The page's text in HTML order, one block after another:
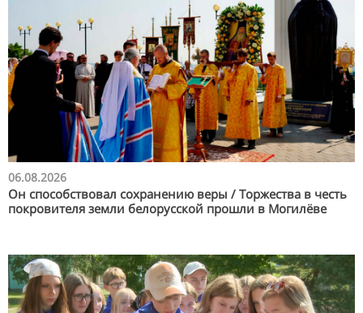
06.08.2026
Он способствовал сохранению веры / Торжества в честь
покровителя земли белорусской прошли в Могилёве